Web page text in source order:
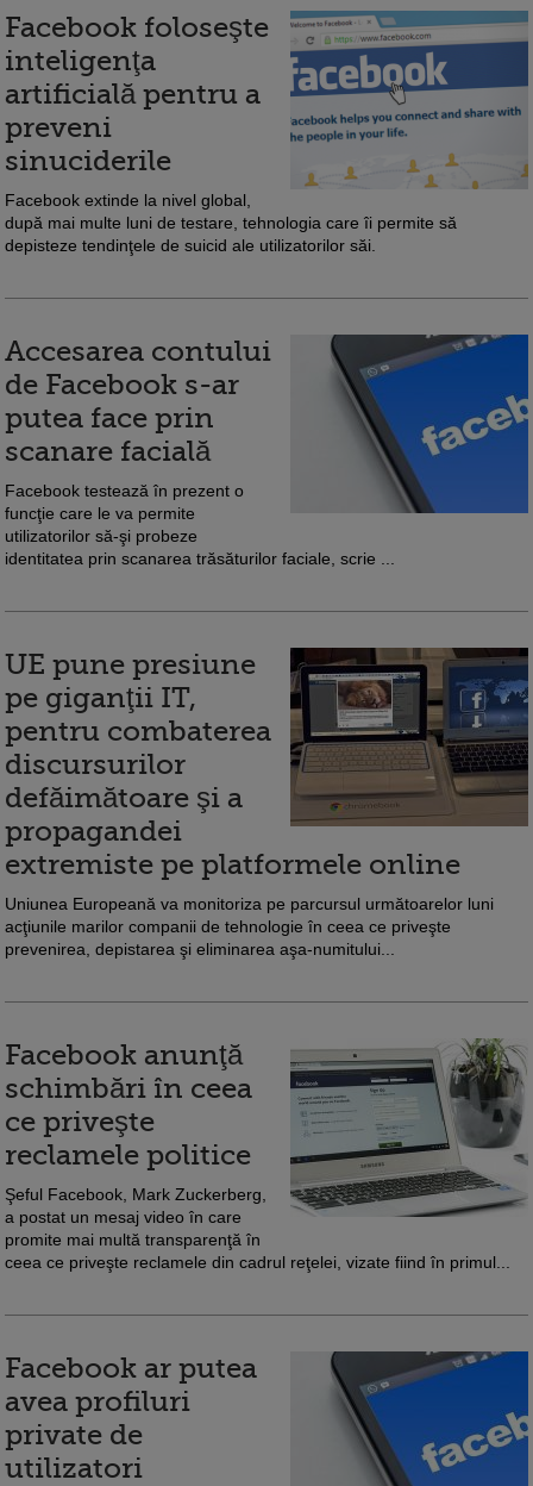
Facebook foloseşte
inteligenţa
artificială pentru a
preveni
sinuciderile
Facebook extinde la nivel global,
după mai multe luni de testare, tehnologia care îi permite să
depisteze tendinţele de suicid ale utilizatorilor săi.
Accesarea contului
de Facebook s-ar
putea face prin
scanare facială
Facebook testează în prezent o
funcţie care le va permite
utilizatorilor să-şi probeze
identitatea prin scanarea trăsăturilor faciale, scrie ...
UE pune presiune
pe giganţii IT,
pentru combaterea
discursurilor
defăimătoare şi a
propagandei
extremiste pe platformele online
Uniunea Europeană va monitoriza pe parcursul următoarelor luni
acţiunile marilor companii de tehnologie în ceea ce priveşte
prevenirea, depistarea şi eliminarea aşa-numitului...
Facebook anunţă
schimbări în ceea
ce priveşte
reclamele politice
Şeful Facebook, Mark Zuckerberg,
a postat un mesaj video în care
promite mai multă transparenţă în
ceea ce priveşte reclamele din cadrul reţelei, vizate fiind în primul...
Facebook ar putea
avea profiluri
private de
utilizatori